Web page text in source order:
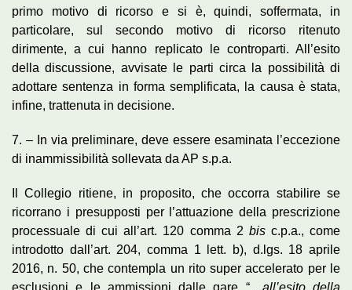
primo motivo di ricorso e si è, quindi, soffermata, in
particolare, sul secondo motivo di ricorso ritenuto
dirimente, a cui hanno replicato le controparti. All’esito
della discussione, avvisate le parti circa la possibilità di
adottare sentenza in forma semplificata, la causa è stata,
infine, trattenuta in decisione.
7. – In via preliminare, deve essere esaminata l’eccezione
di inammissibilità sollevata da AP s.p.a.
Il Collegio ritiene, in proposito, che occorra stabilire se
ricorrano i presupposti per l’attuazione della prescrizione
processuale di cui all’art. 120 comma 2 bis c.p.a., come
introdotto dall’art. 204, comma 1 lett. b), d.lgs. 18 aprile
2016, n. 50, che contempla un rito super accelerato per le
esclusioni e le ammissioni dalle gare “…all’esito della